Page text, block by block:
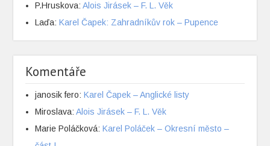
P.Hruskova:Alois Jirásek – F. L. Věk
Laďa:Karel Čapek: Zahradníkův rok – Pupence
Komentáře
janosik fero:Karel Čapek – Anglické listy
Miroslava:Alois Jirásek – F. L. Věk
Marie Poláčková:Karel Poláček – Okresní město –